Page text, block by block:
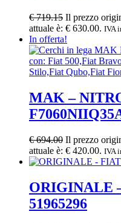
€719.15 Il prezzo
attuale è: € 630.00. IVA
In offerta!
MAK –
€694.00 Il prezzo
attuale è: € 420.00. IVA
ORIGINALE
51965296